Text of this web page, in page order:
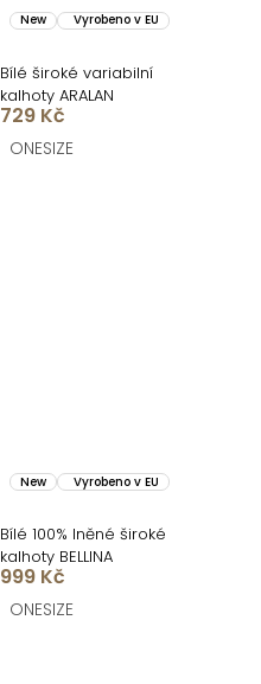
New Vyrobeno v EU
Bílé široké variabilní
kalhoty ARALAN
729 Kč
ONESIZE
New Vyrobeno v EU
Bílé 100% lněné široké
kalhoty BELLINA
999 Kč
ONESIZE